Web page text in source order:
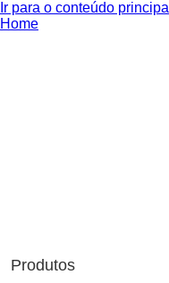
Ir para o conteúdo principal
Home
Produtos